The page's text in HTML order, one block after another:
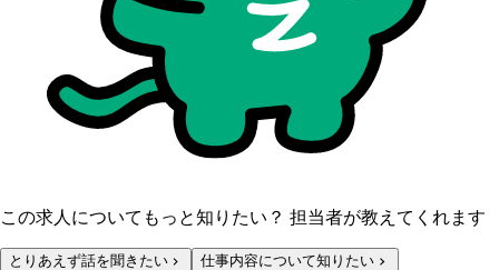
この求人についてもっと知りたい？ 担当者が教えてくれます
とりあえず話を聞きたい
仕事内容について知りたい